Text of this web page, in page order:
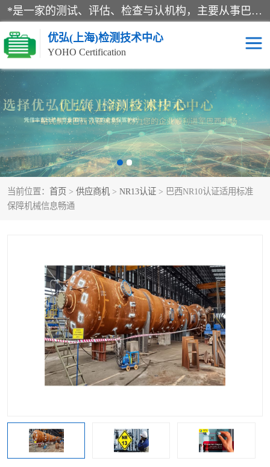
*是一家的测试、评估、检查与认机构，主要从事巴西NR10认证、NR12认证、NR13认证；ANATEL认证、INMTRO认证，欧盟CE认证：MD认证，PED认证，MID认证，ATEX认证，德国蓝色天使认证。
优弘(上海)检测技术中心
YOHO Certification
当前位置： 首页 > 供应商机 > NR13认证 > 巴西NR10认证适用标准
保障机械信息畅通
RECYCLASS认证 NR10认证
NR12认证 NR13认证
ART认证 巴西NR认证
巴西认证 RETIE认证